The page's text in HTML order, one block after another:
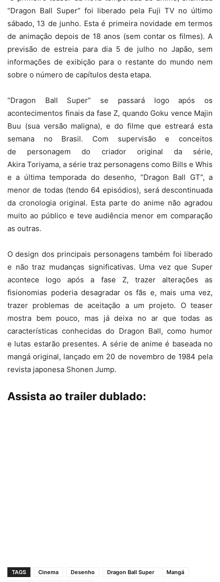
“Dragon Ball Super” foi liberado pela Fuji TV no último
sábado, 13 de junho. Esta é primeira novidade em termos
de animação depois de 18 anos (sem contar os filmes). A
previsão de estreia para dia 5 de julho no Japão, sem
informações de exibição para o restante do mundo nem
sobre o número de capítulos desta etapa.
“Dragon Ball Super” se passará logo após os
acontecimentos finais da fase Z, quando Goku vence Majin
Buu (sua versão maligna), e do filme que estreará esta
semana no Brasil. Com supervisão e conceitos
de personagem do criador original da série,
Akira Toriyama, a série traz personagens como Bills e Whis
e a última temporada do desenho, “Dragon Ball GT”, a
menor de todas (tendo 64 episódios), será descontinuada
da cronologia original. Esta parte do anime não agradou
muito ao público e teve audiência menor em comparação
as outras.
O design dos principais personagens também foi liberado
e não traz mudanças significativas. Uma vez que Super
acontece logo após a fase Z, trazer alterações as
fisionomias poderia desagradar os fãs e, mais uma vez,
trazer problemas de aceitação a um projeto. O teaser
mostra bem pouco, mas já deixa no ar que todas as
características conhecidas do Dragon Ball, como humor
e lutas estarão presentes. A série de anime é baseada no
mangá original, lançado em 20 de novembro de 1984 pela
revista japonesa Shonen Jump.
Assista ao trailer dublado:
TAGS Cinema Desenho Dragon Ball Super
Mangá